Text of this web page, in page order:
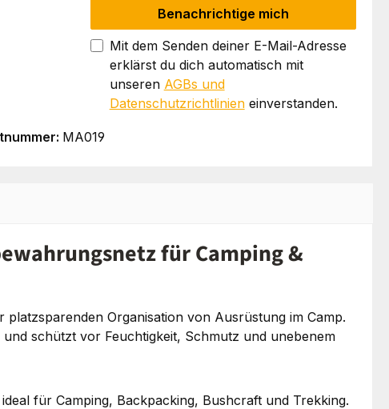
Benachrichtige mich
Mit dem Senden deiner E-Mail-Adresse
erklärst du dich automatisch mit
unseren AGBs und
Datenschutzrichtlinieneinverstanden.
MA019
für Camping &
Organisation von Ausrüstung im Camp.
schützt vor Feuchtigkeit, Schmutz und unebenem
für Camping, Backpacking, Bushcraft und Trekking.